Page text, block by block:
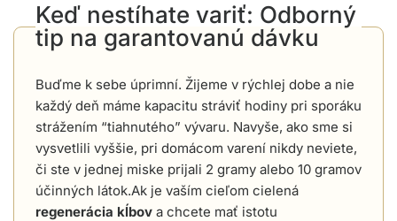
Keď nestíhate variť: Odborný
tip na garantovanú dávku
Buďme k sebe úprimní. Žijeme v rýchlej dobe a nie
každý deň máme kapacitu stráviť hodiny pri sporáku
strážením “tiahnutého” vývaru. Navyše, ako sme si
vysvetlili vyššie, pri domácom varení nikdy neviete,
či ste v jednej miske prijali 2 gramy alebo 10 gramov
účinných látok.Ak je vaším cieľom cielená
regenerácia kĺbov a chcete mať istotu